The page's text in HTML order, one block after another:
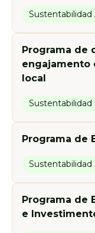
Programa de
engajamento
local
Sustentabilidad
Programa de
Sustentabilidad
Programa de
e